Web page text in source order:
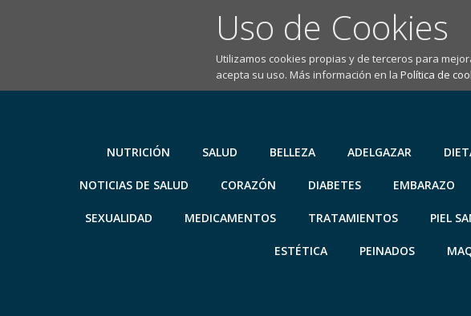
Uso de Cookies
Utilizamos cookies propias y de terceros para
acepta su uso. Más información en la Política de
NUTRICIÓN SALUD BELLEZA ADELGAZAR
NOTICIAS DE SALUD CORAZÓN DIABETES EMBARAZO
SEXUALIDAD MEDICAMENTOS TRATAMIENTOS PIEL
ESTÉTICA PEINADOS